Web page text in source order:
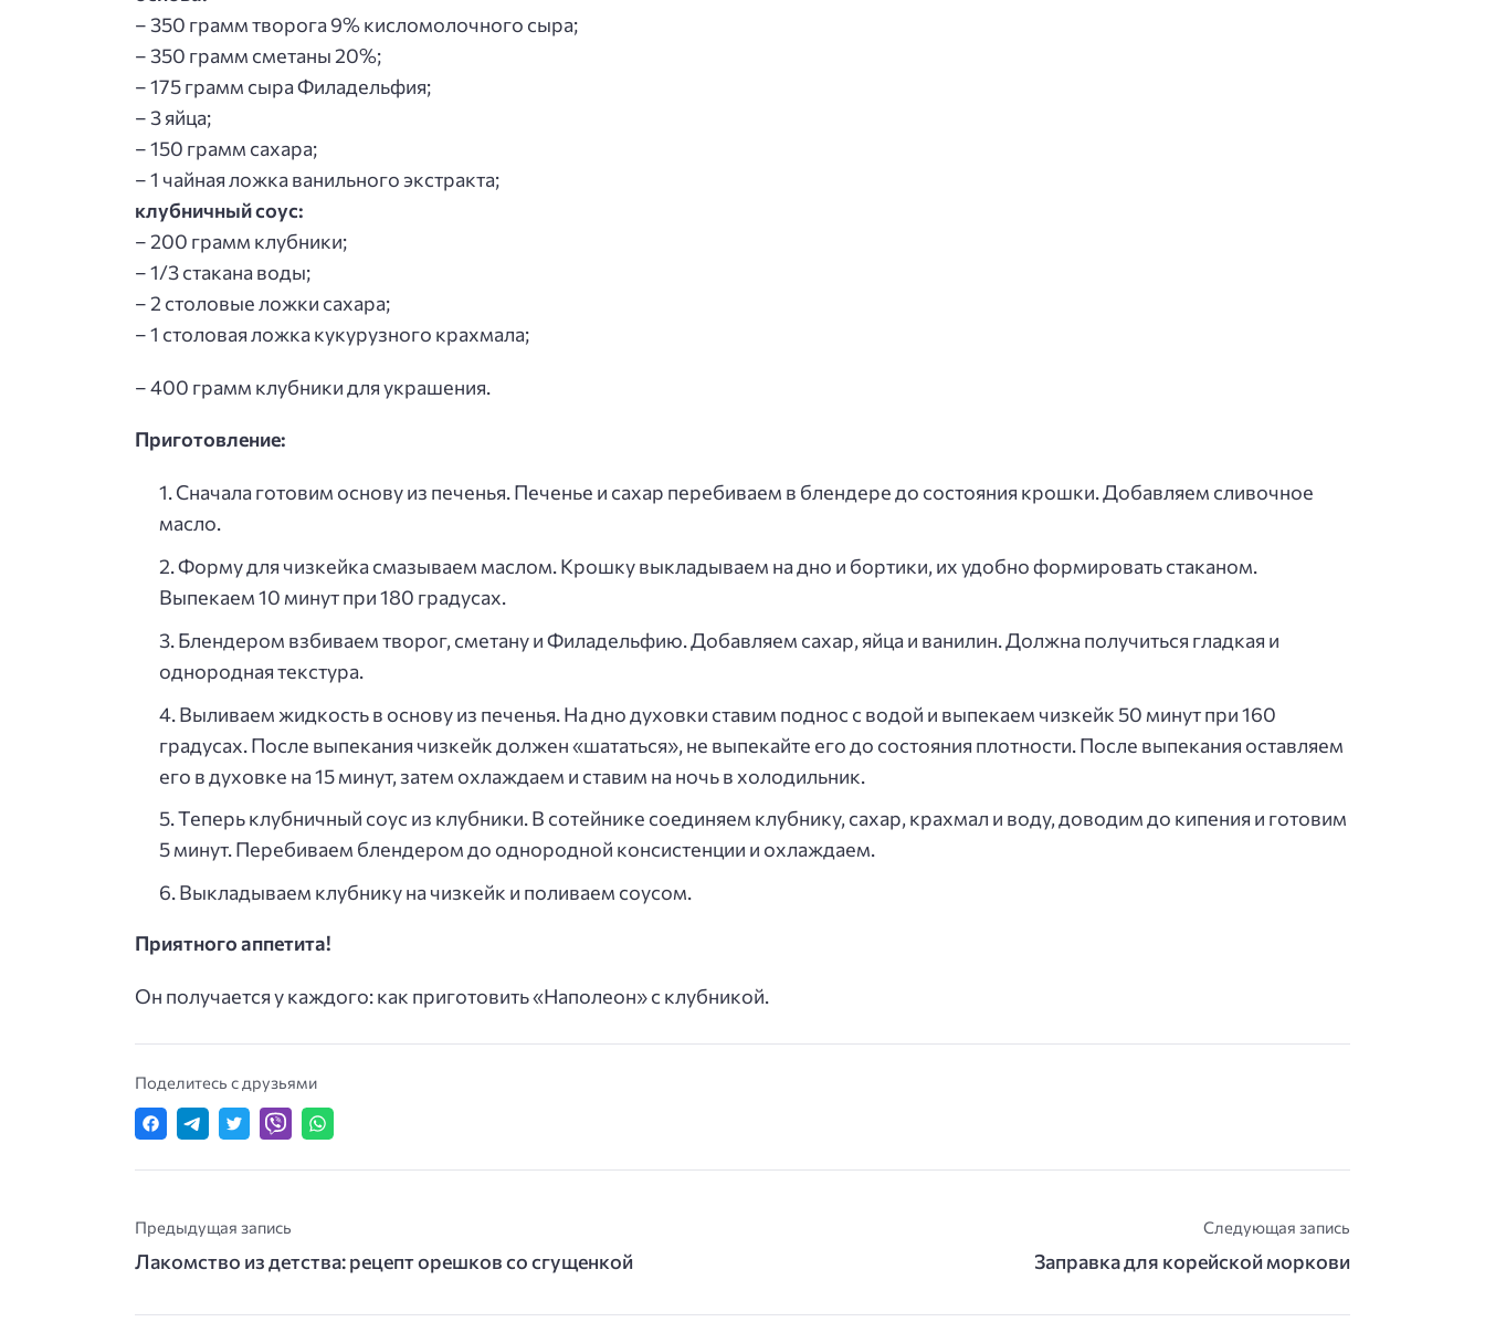
– 350 грамм творога 9% кисломолочного сыра;
– 350 грамм сметаны 20%;
– 175 грамм сыра Филадельфия;
– 3 яйца;
– 150 грамм сахара;
– 1 чайная ложка ванильного экстракта;
клубничный соус:
– 200 грамм клубники;
– 1/3 стакана воды;
– 2 столовые ложки сахара;
– 1 столовая ложка кукурузного крахмала;
– 400 грамм клубники для украшения.
Приготовление:
Сначала готовим основу из печенья. Печенье и сахар перебиваем в блендере до состояния крошки. Добавляем сливочное
масло.
Форму для чизкейка смазываем маслом. Крошку выкладываем на дно и бортики, их удобно формировать стаканом.
Выпекаем 10 минут при 180 градусах.
Блендером взбиваем творог, сметану и Филадельфию. Добавляем сахар, яйца и ванилин. Должна получиться гладкая и
однородная текстура.
Выливаем жидкость в основу из печенья. На дно духовки ставим поднос с водой и выпекаем чизкейк 50 минут при 160
градусах. После выпекания чизкейк должен «шататься», не выпекайте его до состояния плотности. После выпекания оставляем
его в духовке на 15 минут, затем охлаждаем и ставим на ночь в холодильник.
Теперь клубничный соус из клубники. В сотейнике соединяем клубнику, сахар, крахмал и воду, доводим до кипения и готовим
5 минут. Перебиваем блендером до однородной консистенции и охлаждаем.
Выкладываем клубнику на чизкейк и поливаем соусом.
Приятного аппетита!
Он получается у каждого: как приготовить «Наполеон» с клубникой.
Поделитесь с друзьями
Предыдущая запись
Лакомство из детства: рецепт орешков со сгущенкой
Следующая запись
Заправка для корейской моркови